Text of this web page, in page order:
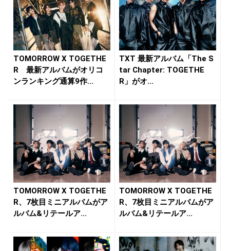
TOMORROW X TOGETHE
R 最新アルバムがオリコ
ンランキング通算9作...
TXT 最新アルバム「The S
tar Chapter: TOGETHE
R」がオ...
TOMORROW X TOGETHE
R、7枚目ミニアルバムがア
ルバム&リテールア...
TOMORROW X TOGETHE
R、7枚目ミニアルバムがア
ルバム&リテールア...